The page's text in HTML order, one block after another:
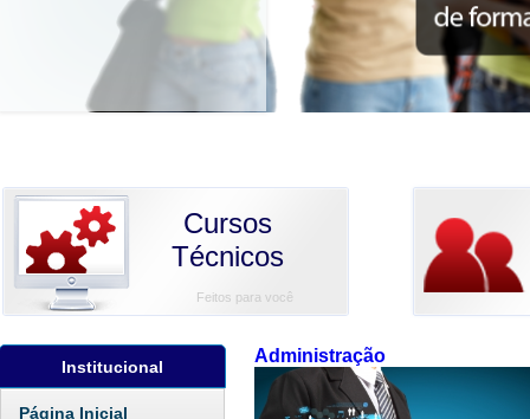
Cursos
Técnicos
Feitos para você
Institucional
Página Inicial
Administração